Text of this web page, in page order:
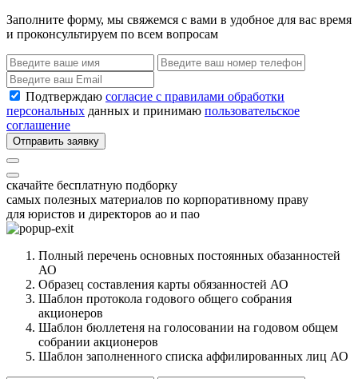
Заполните форму, мы свяжемся с вами в удобное для вас время
и проконсультируем по всем вопросам
Подтверждаю согласие с правилами обработки
персональных данных и принимаю пользовательское
соглашение
Отправить заявку
скачайте бесплатную подборку
самых полезных материалов по корпоративному праву
для юристов и директоров ао и пао
Полный перечень основных постоянных обазанностей
АО
Образец составления карты обязанностей АО
Шаблон протокола годового общего собрания
акционеров
Шаблон бюллетеня на голосовании на годовом общем
собрании акционеров
Шаблон заполненного списка аффилированных лиц АО